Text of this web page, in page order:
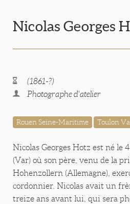
Nicolas Georges
(1861-?)
Photographe d'atelier
Rouen Seine-Maritime Toulon
Nicolas Georges Hotz est né le
(Var) où son père, venu de la
Hohenzollern (Allemagne),
cordonnier. Nicolas avait un
treize ans avant lui, qui sera